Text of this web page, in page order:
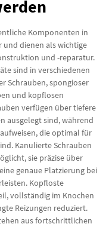
Komponenten in
und dienen als wichtige
und -reparatur.
sind in verschiedenen
Schrauben, spongioser
und kopflosen
verfügen über tiefere
ausgelegt sind, während
die optimal für
Kanulierte Schrauben
sie präzise über
genaue Platzierung bei
Kopfloste
vollständig im Knochen
Reizungen reduziert.
aus fortschrittlichen